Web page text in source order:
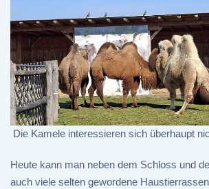
Die Kamele interessieren sich überhaupt
Heute kann man neben dem Schloss und
auch viele selten gewordene